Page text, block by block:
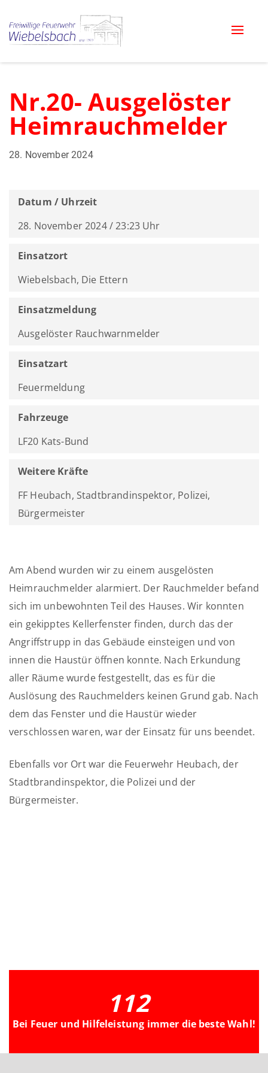
Toggle
Nr.20- Ausgelöster
Heimrauchmelder
28. November 2024
Datum / Uhrzeit
28. November 2024 / 23:23 Uhr
Einsatzort
Wiebelsbach, Die Ettern
Einsatzmeldung
Ausgelöster Rauchwarnmelder
Einsatzart
Feuermeldung
Fahrzeuge
LF20 Kats-Bund
Weitere Kräfte
FF Heubach, Stadtbrandinspektor, Polizei,
Bürgermeister
Am Abend wurden wir zu einem ausgelösten
Heimrauchmelder alarmiert. Der Rauchmelder befand
sich im unbewohnten Teil des Hauses. Wir konnten
ein gekipptes Kellerfenster finden, durch das der
Angriffstrupp in das Gebäude einsteigen und von
innen die Haustür öffnen konnte. Nach Erkundung
aller Räume wurde festgestellt, das es für die
Auslösung des Rauchmelders keinen Grund gab. Nach
dem das Fenster und die Haustür wieder
verschlossen waren, war der Einsatz für uns beendet.
Ebenfalls vor Ort war die Feuerwehr Heubach, der
Stadtbrandinspektor, die Polizei und der
Bürgermeister.
112
Bei Feuer und Hilfeleistung immer die beste Wahl!